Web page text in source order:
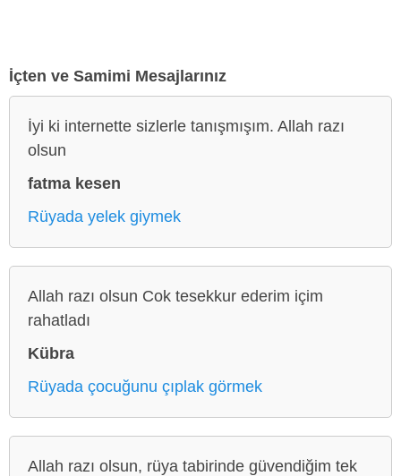
İçten ve Samimi Mesajlarınız
İyi ki internette sizlerle tanışmışım. Allah razı
olsun
fatma kesen
Rüyada yelek giymek
Allah razı olsun Cok tesekkur ederim içim
rahatladı
Kübra
Rüyada çocuğunu çıplak görmek
Allah razı olsun, rüya tabirinde güvendiğim tek